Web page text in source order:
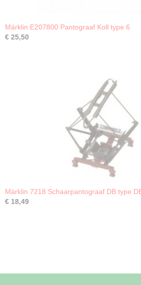
Märklin E207800 Pantograaf Koll type 6
€ 25,50
Märklin 7218 Schaarpantograaf DB type
€ 18,49